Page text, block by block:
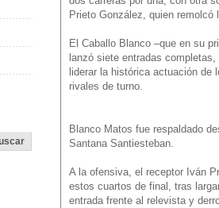
Prieto González, quien remolcó
El Caballo Blanco –que en su
lanzó siete entradas
liderar la histórica actuación
rivales de turno.
Blanco Matos fue respaldado
Santana Santiesteban.
A la ofensiva, el receptor Iván
estos cuartos de final, tras
entrada frente al relevista y